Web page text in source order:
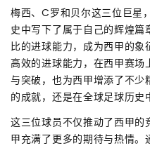
梅西、C罗和贝尔这三位巨星
史中写下了属于自己的辉煌
比的进球能力，成为西甲的
高效的进球能力，在西甲赛
与突破，也为西甲增添了不
的成就，还是在全球足球历史
这三位球员不仅推动了西甲
甲充满了更多的期待与热情